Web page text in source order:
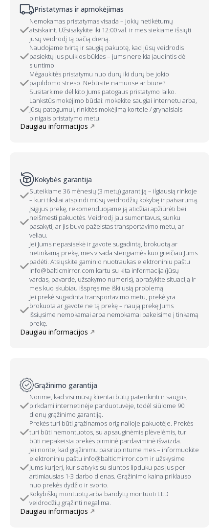
Pristatymas ir apmokėjimas
Nemokamas pristatymas visada – jokių netikėtumų
atsiskaint. Užsisakykite iki 12:00 val. ir mes siekiame išsiųti
jūsų veidrodį tą pačią dieną.
Naudojame tvirtą ir saugią pakuotę, kad jūsų veidrodis
pasiektų jus puikios būklės – jums nereikia jaudintis dėl
siuntimo.
Mėgaukitės pristatymu nuo durų iki durų be jokio
papildomo streso. Nebūsite namuose ar biure?
Susitarkime dėl kito Jums patogaus pristatymo laiko.
Lankstūs mokėjimo būdai: mokėkite saugiai internetu arba,
Jūsų patogumui, rinkitės mokėjimą kortele / grynaisiais
pinigais pristatymo metu.
Daugiau informacijos
Kokybės garantija
Suteikiame 36 mėnesių (3 metų) garantiją – ilgiausią rinkoje
– kuri tiksliai atspindi mūsų veidrodžių kokybę ir patvarumą.
Įsigijus prekę, rekomenduojame ją atidžiai apžiūrėti bei
neišmesti pakuotės. Veidrodį jau sumontavus, sunku
pasakyti, ar jis buvo pažeistas transportavimo metu, ar
vėliau.
Jei Jums nepasisekė ir gavote sugadintą, brokuotą ar
netinkamą prekę, mes visada stengiamės kuo greičiau Jums
padėti. Atsiųskite gaminio nuotraukas elektroniniu paštu
info@balticmirror.com kartu su kita informacija (jūsų
vardas, pavardė, užsakymo numeris), aprašykite situaciją ir
mes kuo skubiau išspręsime iškilusią problemą.
Jei prekė sugadinta transportavimo metu, prekė yra
brokuota ar gavote ne tą prekę – naują prekę Jums
išsiųsime nemokamai arba nemokamai pakeisime į tinkamą
prekę.
Daugiau informacijos
Grąžinimo garantija
Norime, kad visi mūsų klientai būtų patenkinti ir saugūs,
pirkdami internetinėje parduotuvėje, todėl siūlome 90
dienų grąžinimo garantiją.
Prekės turi būti grąžinamos originalioje pakuotėje. Prekės
turi būti nemontuotos, su apsauginėmis plėvelėmis, turi
būti nepakeista prekės pirminė pardaviminė išvaizda.
Jei norite, kad grąžinimu pasirūpintume mes – informuokite
elektroniniu paštu info@balticmirror.com ir užskysime
Jums kurjerį, kuris atvyks su siuntos lipduku pas jus per
artimiausias 1-3 darbo dienas. Grąžinimo kaina priklauso
nuo prekės dydžio ir svorio.
Kokybiškų montuotų arba bandytų montuoti LED
veidrodžių grąžinti negalima.
Daugiau informacijos